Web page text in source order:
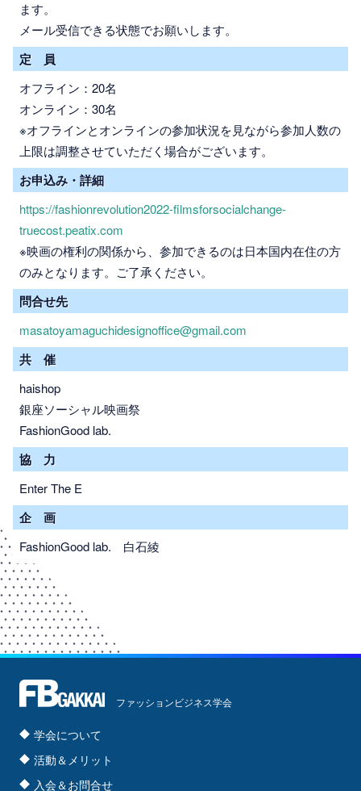
ます。
メール受信できる状態でお願いします。
定 員
オフライン：20名
オンライン：30名
※オフラインとオンラインの参加状況を見ながら参加人数の
上限は調整させていただく場合がございます。
お申込み・詳細
https://fashionrevolution2022-filmsforsocialchange-
truecost.peatix.com
※映画の権利の関係から、参加できるのは日本国内在住の方
のみとなります。ご了承ください。
問合せ先
masatoyamaguchidesignoffice@gmail.com
共 催
haishop
銀座ソーシャル映画祭
FashionGood lab.
協 力
Enter The E
企 画
FashionGood lab. 白石綾
ファッションビジネス学会
学会について
活動＆メリット
入会＆お問合せ